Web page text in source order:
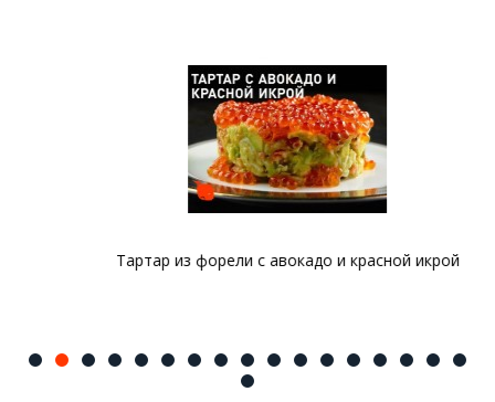
Тартар из форели с авокадо и красной икрой